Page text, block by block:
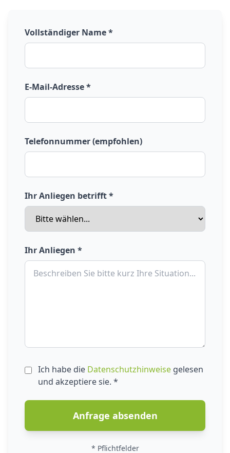
Vollständiger Name *
E-Mail-Adresse *
Telefonnummer (empfohlen)
Ihr Anliegen betrifft *
Ihr Anliegen *
Ich habe die Datenschutzhinweisegelesen
und akzeptiere sie. *
Anfrage absenden
* Pflichtfelder